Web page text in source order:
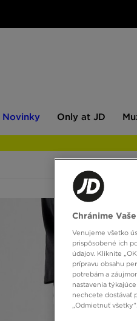
Novinky
JD
Only at JD
Chránime
Venujeme všetko
prispôsobené ich
údajov. Kliknite
prípravu obsahu
potrebám a
nastavenia
nechcete dostávať
„Odmietnuť